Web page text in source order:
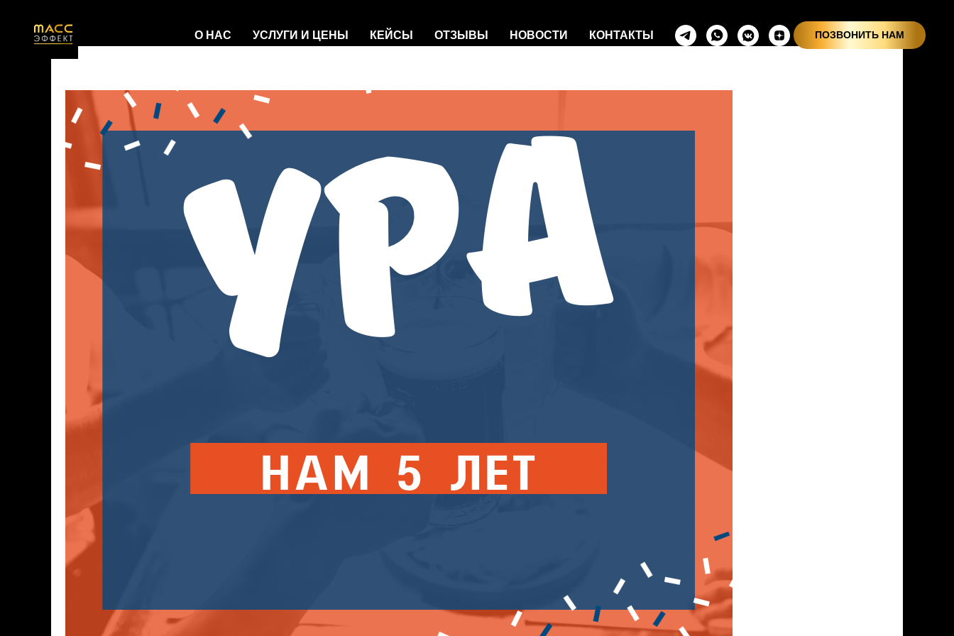
О НАС УСЛУГИ И ЦЕНЫ КЕЙСЫ ОТЗЫВЫ НОВОСТИ КОНТАКТЫ ПОЗВОНИТЬ НАМ
Нам 5 лет